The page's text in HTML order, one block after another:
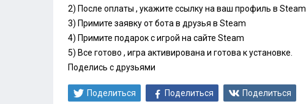
2) После оплаты , укажите ссылку на ваш профиль в Steam
3) Примите заявку от бота в друзья в Steam
4) Примите подарок с игрой на сайте Steam
5) Все готово , игра активирована и готова к установке.
Поделись с друзьями
Поделиться Поделиться Поделиться